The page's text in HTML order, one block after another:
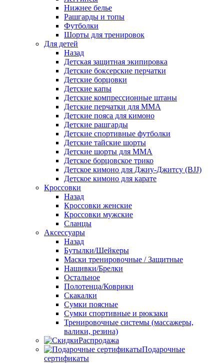
Нижнее белье
Рашгарды и топы
Футболки
Шорты для тренировок
Для детей
Назад
Детская защитная экипировка
Детские боксерские перчатки
Детские борцовки
Детские капы
Детские компрессионные штаны
Детские перчатки для ММА
Детские пояса для кимоно
Детские рашгарды
Детские спортивные футболки
Детские тайские шорты
Детские шорты для ММА
Детское борцовское трико
Детское кимоно для Джиу-Джитсу (BJJ)
Детское кимоно для карате
Кроссовки
Назад
Кроссовки женские
Кроссовки мужские
Сланцы
Аксессуары
Назад
Бутылки/Шейкеры
Маски тренировочные / Защитные
Нашивки/Брелки
Остальное
Полотенца/Коврики
Скакалки
Сумки поясные
Сумки спортивные и рюкзаки
Тренировочные системы (массажеры,
валики, резина)
Распродажа
Подарочные
сертификаты